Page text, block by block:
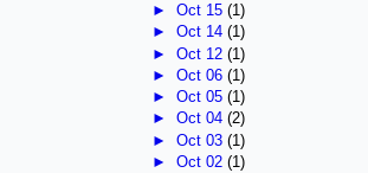
►Oct 15(1)
►Oct 14(1)
►Oct 12(1)
►Oct 06(1)
►Oct 05(1)
►Oct 04(2)
►Oct 03(1)
►Oct 02(1)